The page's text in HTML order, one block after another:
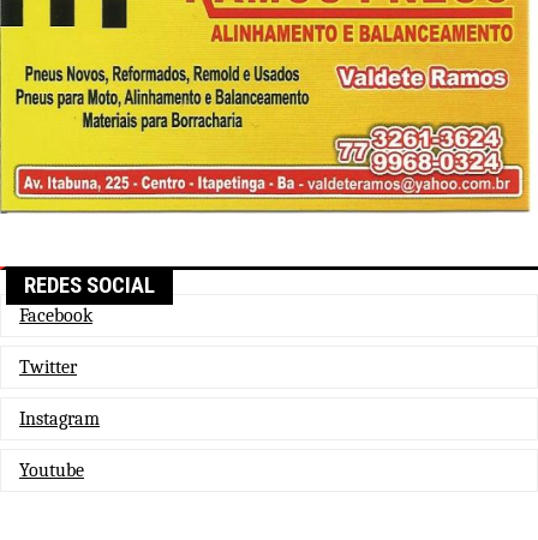
REDES SOCIAL
Facebook
Twitter
Instagram
Youtube